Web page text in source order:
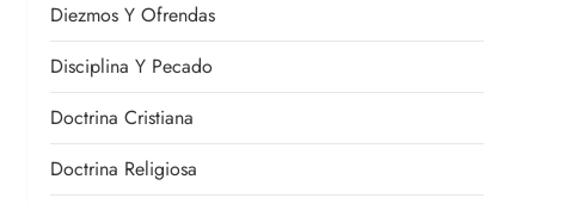
Diezmos Y Ofrendas
Disciplina Y Pecado
Doctrina Cristiana
Doctrina Religiosa